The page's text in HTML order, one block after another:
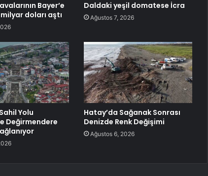
Bayer’e
doları aştı
Daldaki yeşil domatese İcra
Ağustos 7, 2026
Yolu
Değirmendere
Hatay’da Sağanak Sonrası
Denizde Renk Değişimi
Ağustos 6, 2026